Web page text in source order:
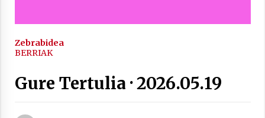
Zebrabidea
BERRIAK
Gure Tertulia · 2026.05.19